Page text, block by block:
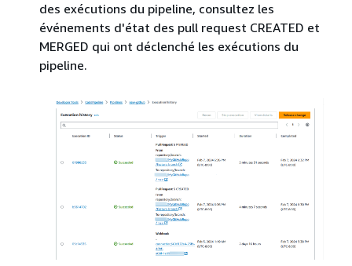
des exécutions du pipeline, consultez les
événements d'état des pull request CREATED et
MERGED qui ont déclenché les exécutions du
pipeline.